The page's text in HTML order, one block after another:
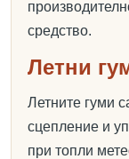
средство.
Летни
Летните гуми
сцепление и
при топли